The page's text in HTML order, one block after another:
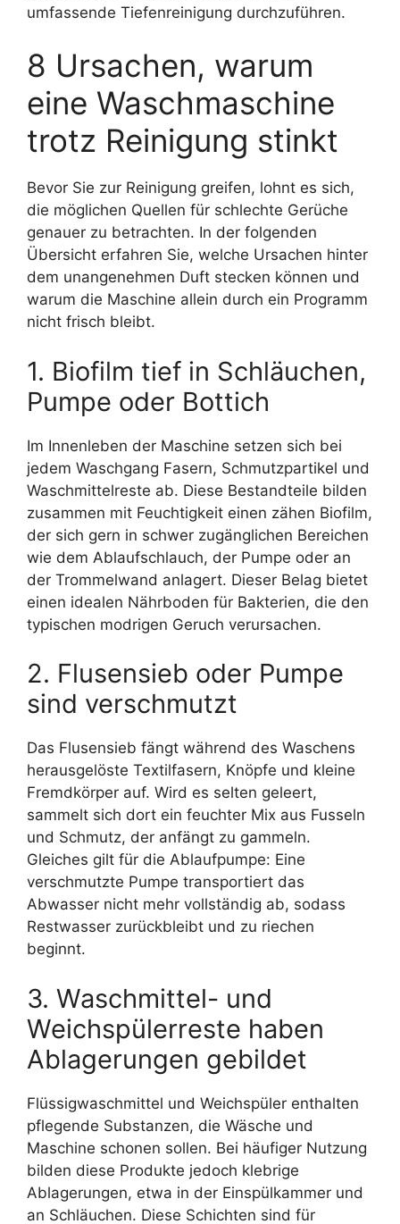
umfassende Tiefenreinigung durchzuführen.
8 Ursachen, warum
eine Waschmaschine
trotz Reinigung stinkt
Bevor Sie zur Reinigung greifen, lohnt es sich,
die möglichen Quellen für schlechte Gerüche
genauer zu betrachten. In der folgenden
Übersicht erfahren Sie, welche Ursachen hinter
dem unangenehmen Duft stecken können und
warum die Maschine allein durch ein Programm
nicht frisch bleibt.
1. Biofilm tief in Schläuchen,
Pumpe oder Bottich
Im Innenleben der Maschine setzen sich bei
jedem Waschgang Fasern, Schmutzpartikel und
Waschmittelreste ab. Diese Bestandteile bilden
zusammen mit Feuchtigkeit einen zähen Biofilm,
der sich gern in schwer zugänglichen Bereichen
wie dem Ablaufschlauch, der Pumpe oder an
der Trommelwand anlagert. Dieser Belag bietet
einen idealen Nährboden für Bakterien, die den
typischen modrigen Geruch verursachen.
2. Flusensieb oder Pumpe
sind verschmutzt
Das Flusensieb fängt während des Waschens
herausgelöste Textilfasern, Knöpfe und kleine
Fremdkörper auf. Wird es selten geleert,
sammelt sich dort ein feuchter Mix aus Fusseln
und Schmutz, der anfängt zu gammeln.
Gleiches gilt für die Ablaufpumpe: Eine
verschmutzte Pumpe transportiert das
Abwasser nicht mehr vollständig ab, sodass
Restwasser zurückbleibt und zu riechen
beginnt.
3. Waschmittel- und
Weichspülerreste haben
Ablagerungen gebildet
Flüssigwaschmittel und Weichspüler enthalten
pflegende Substanzen, die Wäsche und
Maschine schonen sollen. Bei häufiger Nutzung
bilden diese Produkte jedoch klebrige
Ablagerungen, etwa in der Einspülkammer und
an Schläuchen. Diese Schichten sind für